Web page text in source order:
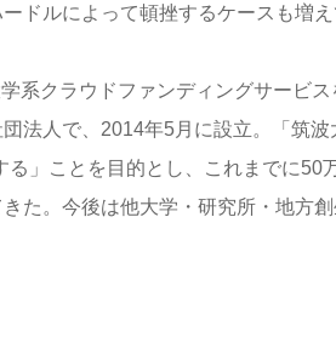
ドルによって頓挫するケースも増え
系クラウドファンディングサービ
法人で、2014年5月に設立。「筑
る」ことを目的とし、これまでに
た。今後は他大学・研究所・地方